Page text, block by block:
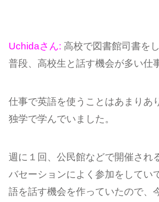
Uchidaさん: 高校で図書館司書を
普段、高校生と話す機会が多い仕
仕事で英語を使うことはあまりあ
独学で学んでいました。
週に１回、公民館などで開催され
バセーションによく参加をしてい
語を話す機会を作っていたので、